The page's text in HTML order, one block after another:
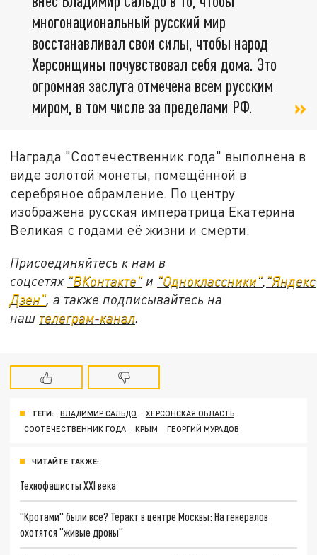
многонациональный русский мир
восстанавливал свои силы, чтобы народ
Херсонщины почувствовал себя дома. Это
огромная заслуга отмечена всем русским
миром, в том числе за пределами РФ.
Награда "Соотечественник года" выполнена в
виде золотой монеты, помещённой в
серебряное обрамление. По центру
изображена русская императрица Екатерина
Великая с годами её жизни и смерти.
Присоединяйтесь к нам в
соцсетях "ВКонтакте" и "Одноклассники", "Яндекс
Дзен", а также подписывайтесь на
наш телеграм-канал.
ТЕГИ: ВЛАДИМИР САЛЬДО
ХЕРСОНСКАЯ ОБЛАСТЬ
СООТЕЧЕСТВЕННИК ГОДА
КРЫМ ГЕОРГИЙ МУРАДОВ
ЧИТАЙТЕ ТАКЖЕ:
Технофашисты XXI века
"Кротами" были все? Теракт в центре Москвы: На генералов
охотятся "живые дроны"